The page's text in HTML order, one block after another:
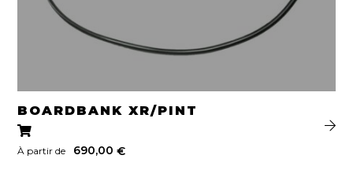
BOARDBANK XR/PINT
À partir de 690,00€